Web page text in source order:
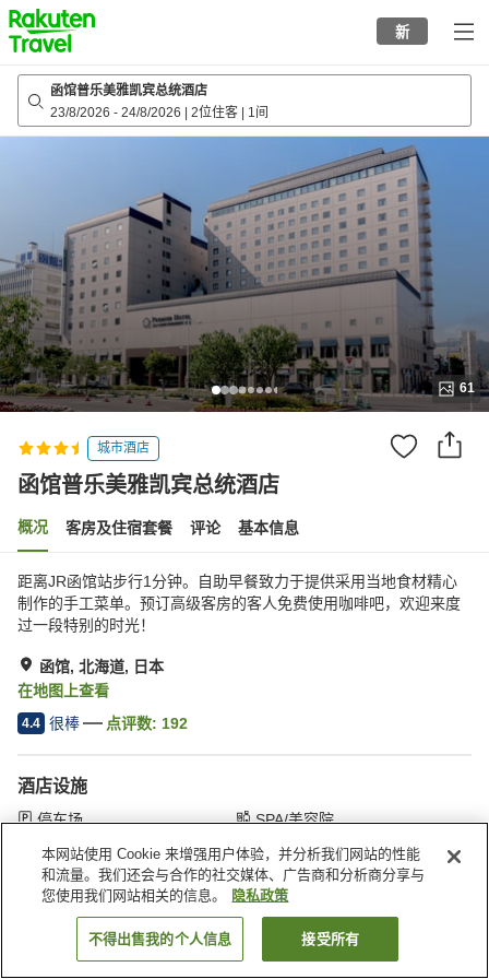
to
top
page
新
函馆普乐美雅凯宾总统酒店
23/8/2026 - 24/8/2026 2位住客 1间
61
城市酒店
函馆普乐美雅凯宾总统酒店
概况 客房及住宿套餐 评论 基本信息
距离JR函馆站步行1分钟。自助早餐致力于提供采用当地食材精心
制作的手工菜单。预订高级客房的客人免费使用咖啡吧，欢迎来度
过一段特别的时光！
函馆, 北海道, 日本
在地图上查看
4.4 很棒 点评数: 192
酒店设施
停车场
SPA/美容院
首页 日本 北海道 函馆 函馆普乐美雅凯宾总统酒店
搜索客房
本网站使用 Cookie 来增强用户体验，并分析我们网站的性能
和流量。我们还会与合作的社交媒体、广告商和分析商分享与
您使用我们网站相关的信息。
隐私政策
不得出售我的个人信息 接受所有